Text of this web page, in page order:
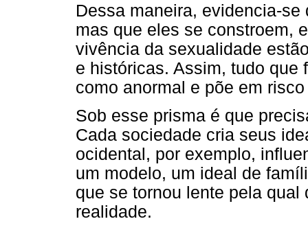
Dessa maneira, evidencia-
mas que eles se constroem,
vivência da sexualidade
e históricas. Assim, tudo que
como anormal e põe em
Sob esse prisma é que
Cada sociedade cria seus
ocidental, por exemplo,
um modelo, um ideal de
que se tornou lente pela
realidade.